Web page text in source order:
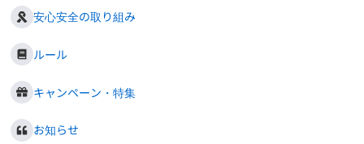
安心安全の取り組み
ルール
キャンペーン・特集
お知らせ